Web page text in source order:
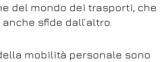
del mondo dei trasporti, che
sfide dall’altro.
mobilità personale sono